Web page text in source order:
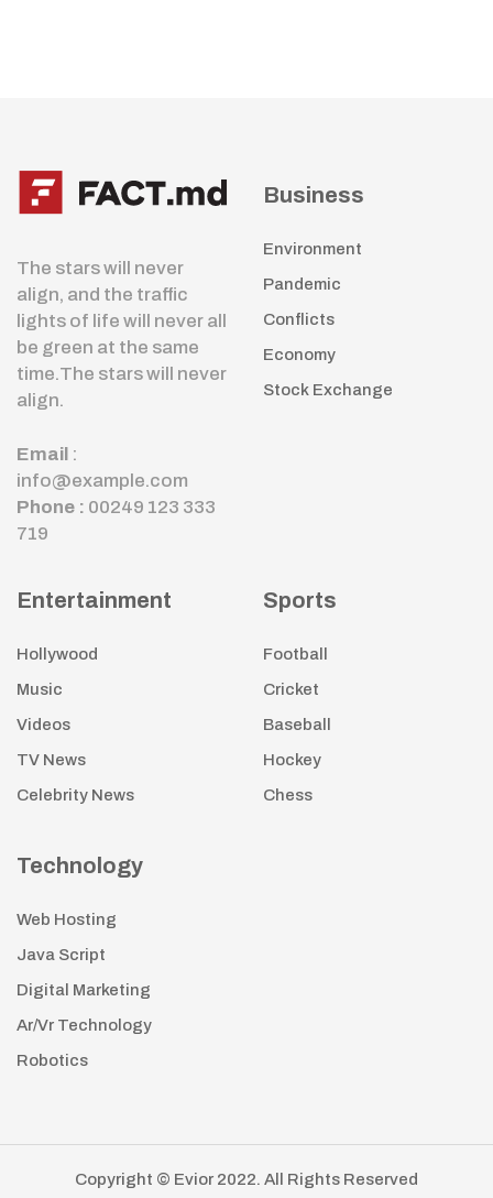
The stars will never
align, and the traffic
lights of life will never all
be green at the same
time.The stars will never
align.
Email :
info@example.com
Phone : 00249 123 333
719
Business
Environment
Pandemic
Conflicts
Economy
Stock Exchange
Entertainment
Hollywood
Music
Videos
TV News
Celebrity News
Sports
Football
Cricket
Baseball
Hockey
Chess
Technology
Web Hosting
Java Script
Digital Marketing
Ar/Vr Technology
Robotics
Copyright © Evior 2022. All Rights Reserved